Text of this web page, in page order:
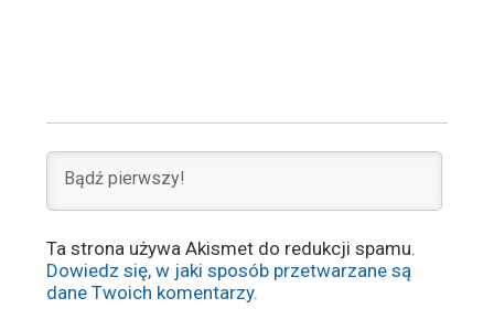
Ta strona używa Akismet do redukcji spamu.
Dowiedz się, w jaki sposób przetwarzane są
dane Twoich komentarzy.